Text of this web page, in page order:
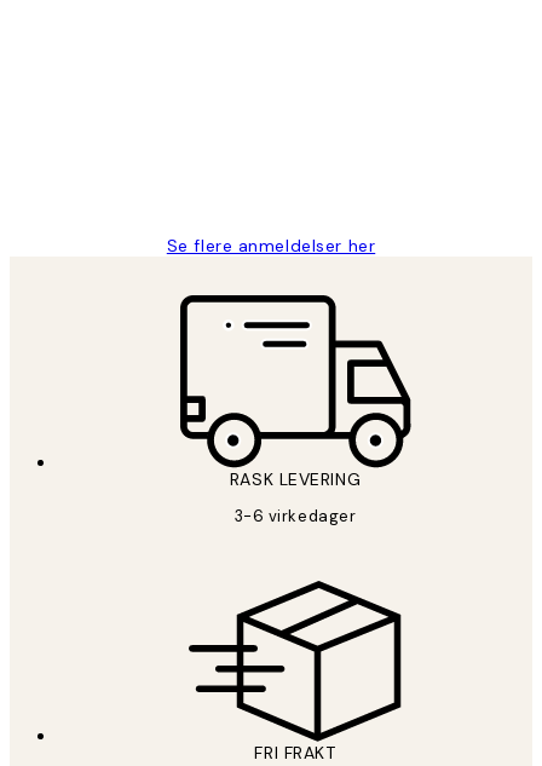
Se flere anmeldelser her
RASK LEVERING
3-6 virkedager
FRI FRAKT